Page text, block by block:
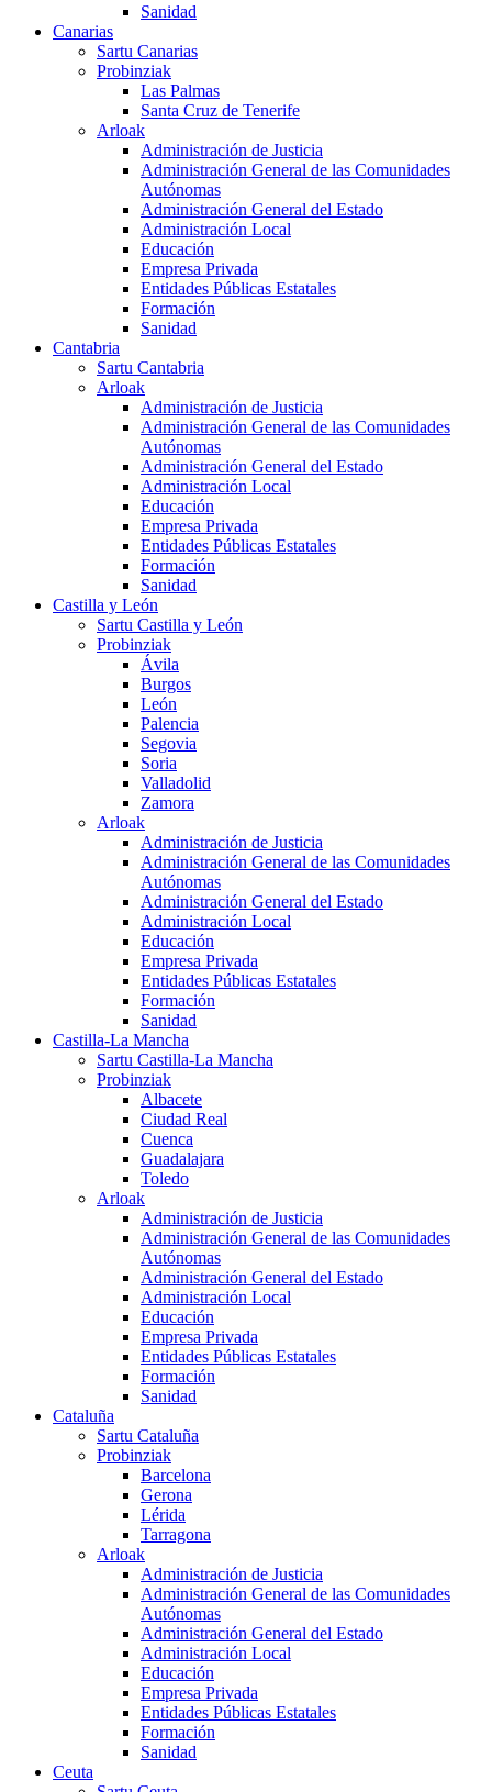
Sanidad
Canarias
Sartu Canarias
Probinziak
Las Palmas
Santa Cruz de Tenerife
Arloak
Administración de Justicia
Administración General de las Comunidades
Autónomas
Administración General del Estado
Administración Local
Educación
Empresa Privada
Entidades Públicas Estatales
Formación
Sanidad
Cantabria
Sartu Cantabria
Arloak
Administración de Justicia
Administración General de las Comunidades
Autónomas
Administración General del Estado
Administración Local
Educación
Empresa Privada
Entidades Públicas Estatales
Formación
Sanidad
Castilla y León
Sartu Castilla y León
Probinziak
Ávila
Burgos
León
Palencia
Segovia
Soria
Valladolid
Zamora
Arloak
Administración de Justicia
Administración General de las Comunidades
Autónomas
Administración General del Estado
Administración Local
Educación
Empresa Privada
Entidades Públicas Estatales
Formación
Sanidad
Castilla-La Mancha
Sartu Castilla-La Mancha
Probinziak
Albacete
Ciudad Real
Cuenca
Guadalajara
Toledo
Arloak
Administración de Justicia
Administración General de las Comunidades
Autónomas
Administración General del Estado
Administración Local
Educación
Empresa Privada
Entidades Públicas Estatales
Formación
Sanidad
Cataluña
Sartu Cataluña
Probinziak
Barcelona
Gerona
Lérida
Tarragona
Arloak
Administración de Justicia
Administración General de las Comunidades
Autónomas
Administración General del Estado
Administración Local
Educación
Empresa Privada
Entidades Públicas Estatales
Formación
Sanidad
Ceuta